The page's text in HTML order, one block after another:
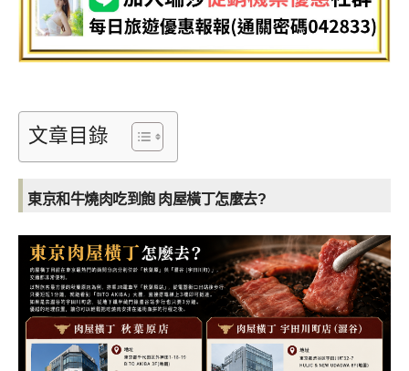
文章目錄
東京和牛燒肉吃到飽 肉屋橫丁怎麼去?